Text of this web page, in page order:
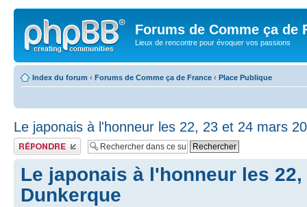
Forums de Comme ça de
Lieux de rencontre pour évoquer vos passions
Index du forum ‹ Forums de Comme ça de France ‹ Place Publique
Le japonais à l'honneur les 22, 23 et 24 mars
Publier une réponse
Le japonais à l'honneur les 22,
Dunkerque